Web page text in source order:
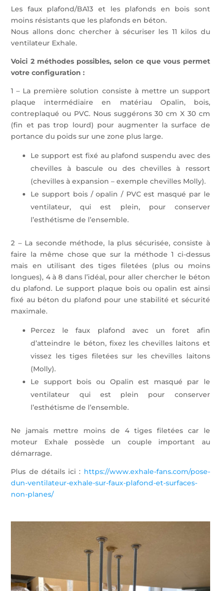
Les faux plafond/BA13 et les plafonds en bois sont
moins résistants que les plafonds en béton.
Nous allons donc chercher à sécuriser les 11 kilos du
ventilateur Exhale.
Voici 2 méthodes possibles, selon ce que vous permet
votre configuration :
1 – La première solution consiste à mettre un support
plaque intermédiaire en matériau Opalin, bois,
contreplaqué ou PVC. Nous suggérons 30 cm X 30 cm
(fin et pas trop lourd) pour augmenter la surface de
portance du poids sur une zone plus large.
Le support est fixé au plafond suspendu avec des
chevilles à bascule ou des chevilles à ressort
(chevilles à expansion – exemple chevilles Molly).
Le support bois / opalin / PVC est masqué par le
ventilateur, qui est plein, pour conserver
l’esthétisme de l’ensemble.
2 – La seconde méthode, la plus sécurisée, consiste à
faire la même chose que sur la méthode 1 ci-dessus
mais en utilisant des tiges filetées (plus ou moins
longues), 4 à 8 dans l’idéal, pour aller chercher le béton
du plafond. Le support plaque bois ou opalin est ainsi
fixé au béton du plafond pour une stabilité et sécurité
maximale.
Percez le faux plafond avec un foret afin
d’atteindre le béton, fixez les chevilles laitons et
vissez les tiges filetées sur les chevilles laitons
(Molly).
Le support bois ou Opalin est masqué par le
ventilateur qui est plein pour conserver
l’esthétisme de l’ensemble.
Ne jamais mettre moins de 4 tiges filetées car le
moteur Exhale possède un couple important au
démarrage.
Plus de détails ici : https://www.exhale-fans.com/pose-
dun-ventilateur-exhale-sur-faux-plafond-et-surfaces-
non-planes/